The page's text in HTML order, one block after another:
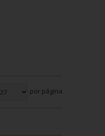
por página